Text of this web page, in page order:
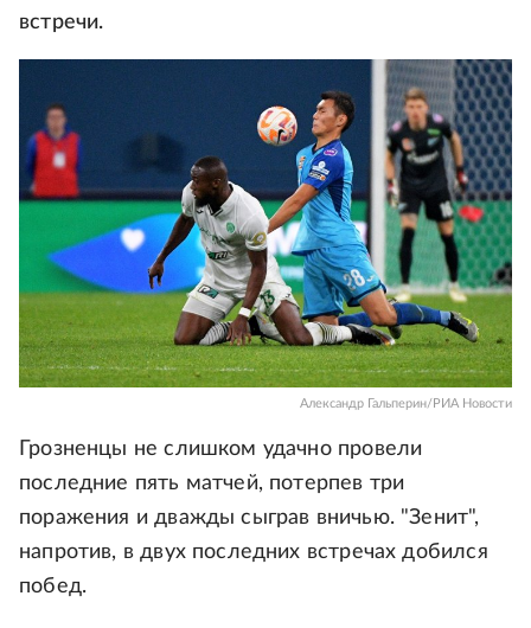
встречи.
Александр Гальперин/РИА Новости
Грозненцы не слишком удачно провели
последние пять матчей, потерпев три
поражения и дважды сыграв вничью. "Зенит",
напротив, в двух последних встречах добился
побед.